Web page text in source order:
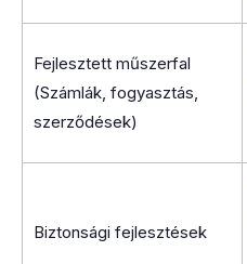
Fejlesztett műszerfal
(Számlák, fogyasztás,
szerződések)
Biztonsági fejlesztések